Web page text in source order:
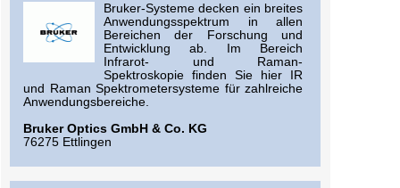
Bruker-Systeme decken ein breites
Anwendungsspektrum in allen
Bereichen der Forschung und
Entwicklung ab. Im Bereich
Infrarot- und Raman-
Spektroskopie finden Sie hier IR
und Raman Spektrometersysteme für zahlreiche
Anwendungsbereiche.
Bruker Optics GmbH & Co. KG
76275 Ettlingen